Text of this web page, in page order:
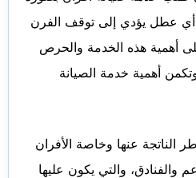
أي عطل يؤدي إلى توقف الفرن
أهمية هذه الخدمة والحرص
أهمية خدمة الصيانة
الناتجة عنها وخاصة الأفران
والفنادق، والتي يكون عليها